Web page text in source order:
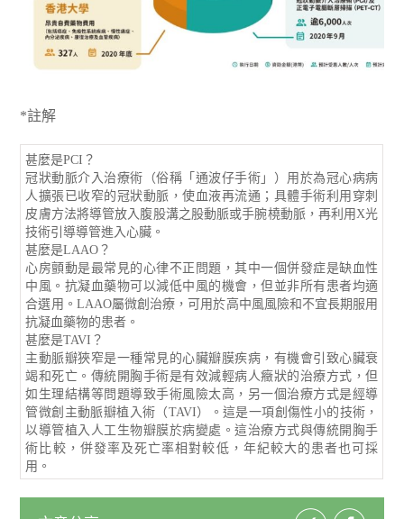
*註解
甚麼是PCI？
冠狀動脈介入治療術（俗稱「通波仔手術」）用於為冠心病病
人擴張已收窄的冠狀動脈，使血液再流通；具體手術利用穿刺
皮膚方法將導管放入腹股溝之股動脈或手腕橈動脈，再利用X光
技術引導導管進入心臟。
甚麼是LAAO？
心房顫動是最常見的心律不正問題，其中一個併發症是缺血性
中風。抗凝血藥物可以減低中風的機會，但並非所有患者均適
合選用。LAAO屬微創治療，可用於高中風風險和不宜長期服用
抗凝血藥物的患者。
甚麼是TAVI？
主動脈瓣狹窄是一種常見的心臟瓣膜疾病，有機會引致心臟衰
竭和死亡。傳統開胸手術是有效減輕病人癥狀的治療方式，但
如生理結構等問題導致手術風險太高，另一個治療方式是經導
管微創主動脈瓣植入術（TAVI）。這是一項創傷性小的技術，
以導管植入人工生物瓣膜於病變處。這治療方式與傳統開胸手
術比較，併發率及死亡率相對較低，年紀較大的患者也可採
用。